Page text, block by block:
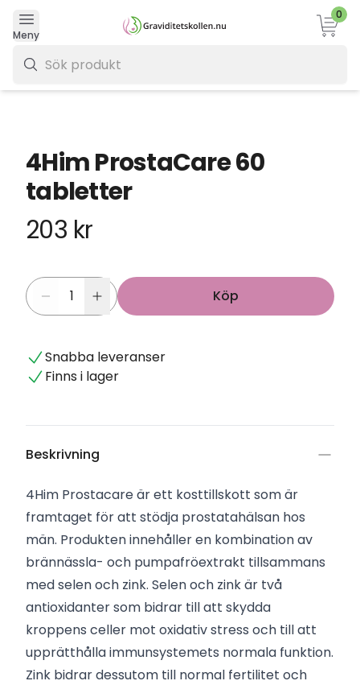
Meny
0
4Him ProstaCare 60
tabletter
203 kr
Köp
Snabba leveranser
Finns i lager
Beskrivning
4Him Prostacare är ett kosttillskott som är
framtaget för att stödja prostatahälsan hos
män. Produkten innehåller en kombination av
brännässla- och pumpafröextrakt tillsammans
med selen och zink. Selen och zink är två
antioxidanter som bidrar till att skydda
kroppens celler mot oxidativ stress och till att
upprätthålla immunsystemets normala funktion.
Zink bidrar dessutom till normal fertilitet och